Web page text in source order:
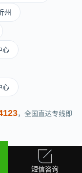
州
心
心
，全国直达专线即
短信咨询